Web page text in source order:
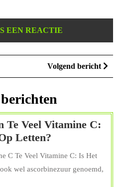
Volgend bericht
bericht
Te Veel Vitamine C:
Letten?
Gevaren
Te
C Te Veel Vitamine C: Is Het
wel ascorbinezuur genoemd,